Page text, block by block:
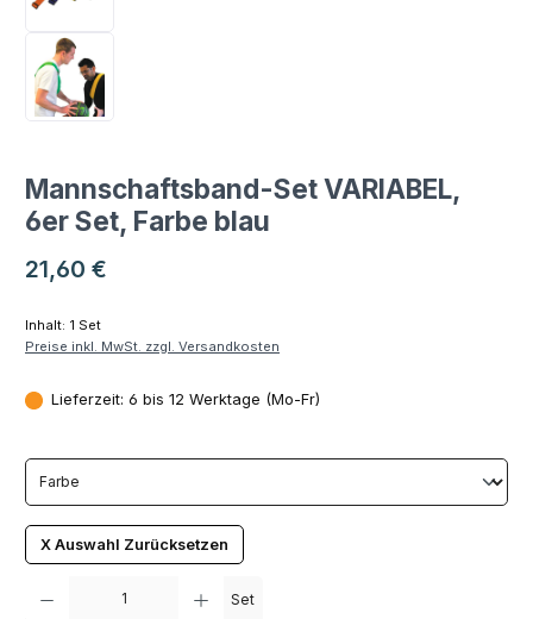
Mannschaftsband-Set VARIABEL,
6er Set, Farbe blau
Regulärer Preis:
21,60 €
Inhalt: 1 Set
Preise inkl. MwSt. zzgl. Versandkosten
Lieferzeit: 6 bis 12 Werktage (Mo-Fr)
X Auswahl Zurücksetzen
Set